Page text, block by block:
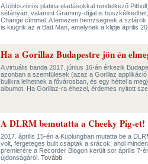
A többszörös platina eladásokkal rendelkező
sétányán, valamint Grammy-díjjal is
Change címmel. A lemezen hemzsegnek a
is kiugrik az a Bad Man, amelynek a klipje április
Ha a Gorillaz Budapestre jön én
A virtuális banda 2017. június 16-án érkezik
azonban a szemfülesek (azaz a Gorillaz
bulikra lelhetnek a fővárosban, és egy héttel a
albumot. Ha Gorillaz-ra éhezel, érdemes nyitott
A DLRM bemutatta a Cheeky Pig-et!
2017. április 15-én a Kuplungban mutatta be a
volt, fergeteges bulit csaptak a srácok, ahol
premierére a Recorder Blogon került sor április 7-
újdonságáról. Tovább